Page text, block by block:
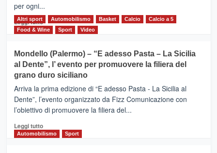
scoperta
del
territorio,
e
messaggi
di
per ogni...
Leggi tuttoLeggi
di
CASTIGLIONE
DI
SICILIA
(Ct)
–
Il
Borgo
Gusto,
il
Altri sport Automobilismo Basket Calcio
Calcio a 5
Food & Wine
Sport Video
Mondello (Palermo) – “E adesso Pasta – La Sicilia
al Dente”, l’ evento per promuovere la filiera del
grano duro siciliano
Arriva la prima edizione di “E adesso Pasta - La Sicilia al
Dente”, l’evento organizzato da Fizz Comunicazione con
l’obiettivo di promuovere la filiera del...
Leggi tuttoLeggi
di
Automobilismo Sport